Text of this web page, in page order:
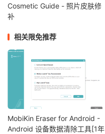
Cosmetic Guide - 照片皮肤修
补
相关限免推荐
MobiKin Eraser for Android -
Android 设备数据清除工具[1年